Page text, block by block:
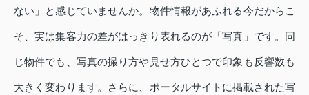
ない」と感じていませんか。物件情報があふれる今だからこ
そ、実は集客力の差がはっきり表れるのが「写真」です。同
じ物件でも、写真の撮り方や見せ方ひとつで印象も反響数も
大きく変わります。さらに、ポータルサイトに掲載された写